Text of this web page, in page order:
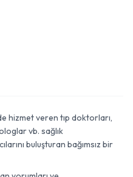
hizmet veren tıp doktorları,
vb. sağlık
buluşturan bağımsız bir